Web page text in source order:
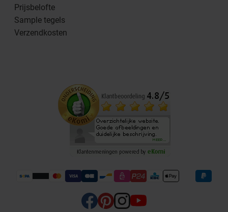
Prijsbelofte
Sample tegels
Verzendkosten